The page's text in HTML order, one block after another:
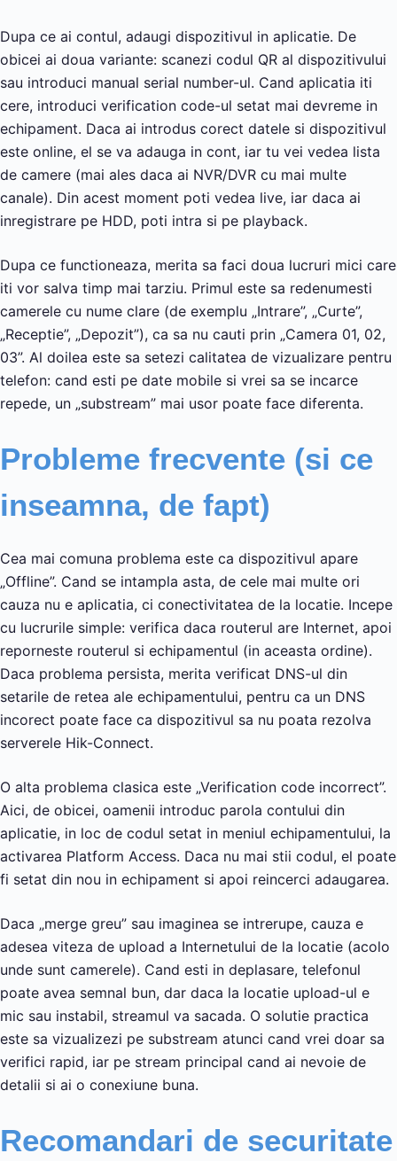
Dupa ce ai contul, adaugi dispozitivul in aplicatie. De
obicei ai doua variante: scanezi codul QR al dispozitivului
sau introduci manual serial number-ul. Cand aplicatia iti
cere, introduci verification code-ul setat mai devreme in
echipament. Daca ai introdus corect datele si dispozitivul
este online, el se va adauga in cont, iar tu vei vedea lista
de camere (mai ales daca ai NVR/DVR cu mai multe
canale). Din acest moment poti vedea live, iar daca ai
inregistrare pe HDD, poti intra si pe playback.
Dupa ce functioneaza, merita sa faci doua lucruri mici care
iti vor salva timp mai tarziu. Primul este sa redenumesti
camerele cu nume clare (de exemplu „Intrare”, „Curte”,
„Receptie”, „Depozit”), ca sa nu cauti prin „Camera 01, 02,
03”. Al doilea este sa setezi calitatea de vizualizare pentru
telefon: cand esti pe date mobile si vrei sa se incarce
repede, un „substream” mai usor poate face diferenta.
Probleme frecvente (si ce
inseamna, de fapt)
Cea mai comuna problema este ca dispozitivul apare
„Offline”. Cand se intampla asta, de cele mai multe ori
cauza nu e aplicatia, ci conectivitatea de la locatie. Incepe
cu lucrurile simple: verifica daca routerul are Internet, apoi
reporneste routerul si echipamentul (in aceasta ordine).
Daca problema persista, merita verificat DNS-ul din
setarile de retea ale echipamentului, pentru ca un DNS
incorect poate face ca dispozitivul sa nu poata rezolva
serverele Hik-Connect.
O alta problema clasica este „Verification code incorrect”.
Aici, de obicei, oamenii introduc parola contului din
aplicatie, in loc de codul setat in meniul echipamentului, la
activarea Platform Access. Daca nu mai stii codul, el poate
fi setat din nou in echipament si apoi reincerci adaugarea.
Daca „merge greu” sau imaginea se intrerupe, cauza e
adesea viteza de upload a Internetului de la locatie (acolo
unde sunt camerele). Cand esti in deplasare, telefonul
poate avea semnal bun, dar daca la locatie upload-ul e
mic sau instabil, streamul va sacada. O solutie practica
este sa vizualizezi pe substream atunci cand vrei doar sa
verifici rapid, iar pe stream principal cand ai nevoie de
detalii si ai o conexiune buna.
Recomandari de securitate